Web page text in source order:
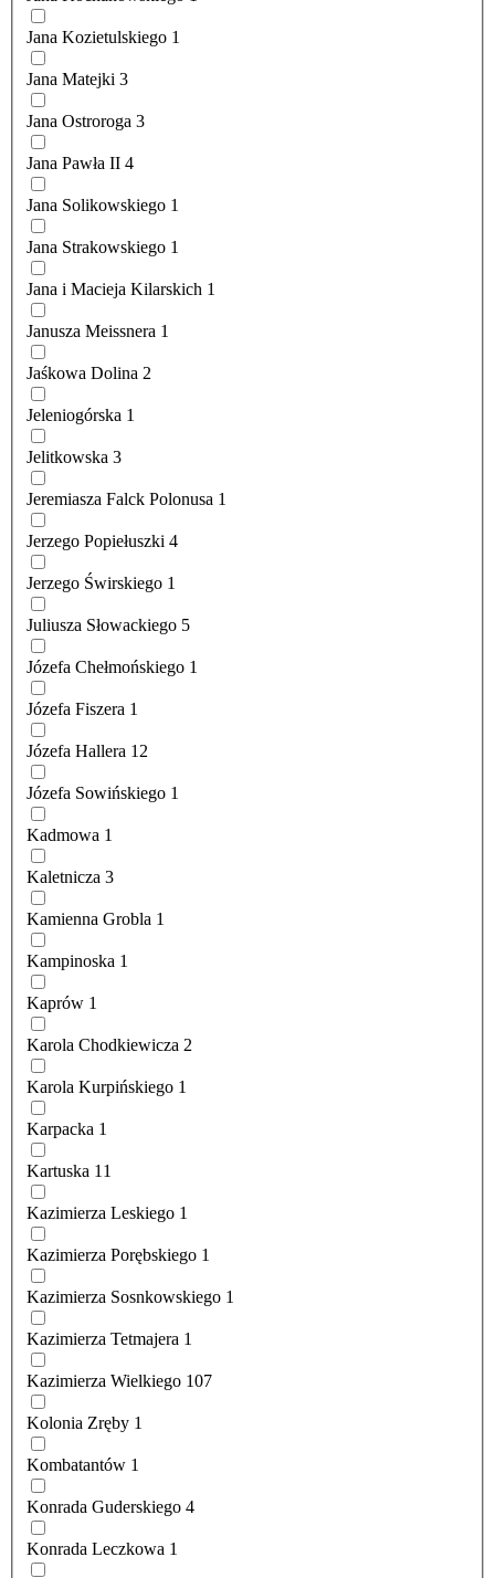
Jana Kozietulskiego 1
Jana Matejki 3
Jana Ostroroga 3
Jana Pawła II 4
Jana Solikowskiego 1
Jana Strakowskiego 1
Jana i Macieja Kilarskich 1
Janusza Meissnera 1
Jaśkowa Dolina 2
Jeleniogórska 1
Jelitkowska 3
Jeremiasza Falck Polonusa 1
Jerzego Popiełuszki 4
Jerzego Świrskiego 1
Juliusza Słowackiego 5
Józefa Chełmońskiego 1
Józefa Fiszera 1
Józefa Hallera 12
Józefa Sowińskiego 1
Kadmowa 1
Kaletnicza 3
Kamienna Grobla 1
Kampinoska 1
Kaprów 1
Karola Chodkiewicza 2
Karola Kurpińskiego 1
Karpacka 1
Kartuska 11
Kazimierza Leskiego 1
Kazimierza Porębskiego 1
Kazimierza Sosnkowskiego 1
Kazimierza Tetmajera 1
Kazimierza Wielkiego 107
Kolonia Zręby 1
Kombatantów 1
Konrada Guderskiego 4
Konrada Leczkowa 1